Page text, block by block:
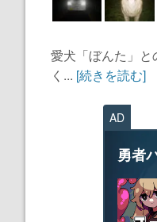
愛犬「ぼんた」
く... [続きを読む]
AD
勇者